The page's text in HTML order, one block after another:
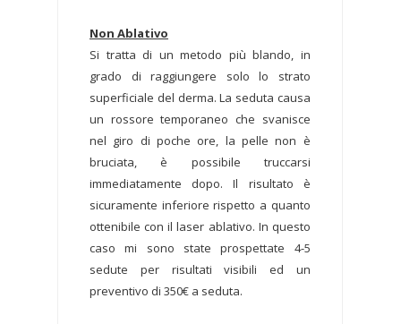
Non Ablativo
Si tratta di un metodo più blando, in
grado di raggiungere solo lo strato
superficiale del derma. La seduta causa
un rossore temporaneo che svanisce
nel giro di poche ore, la pelle non è
bruciata, è possibile truccarsi
immediatamente dopo. Il risultato è
sicuramente inferiore rispetto a quanto
ottenibile con il laser ablativo. In questo
caso mi sono state prospettate 4-5
sedute per risultati visibili ed un
preventivo di 350€ a seduta.